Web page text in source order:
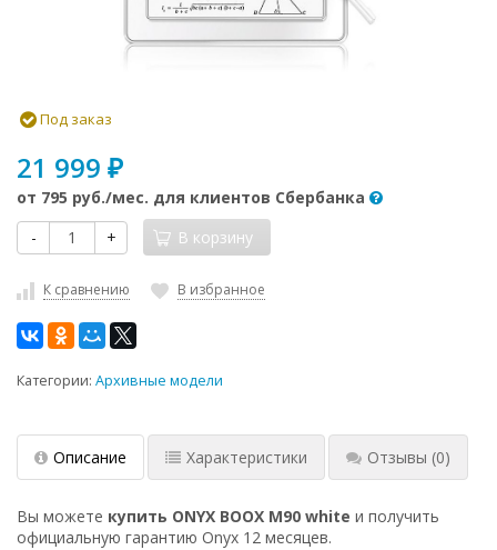
Под заказ
21 999 ₽
от 795 руб./мес. для клиентов Сбербанка
-
+ В корзину
К сравнению В избранное
Категории: Архивные модели
Описание Характеристики Отзывы (0)
Вы можете купить ONYX BOOX M90 white и получить
официальную гарантию Onyx 12 месяцев.